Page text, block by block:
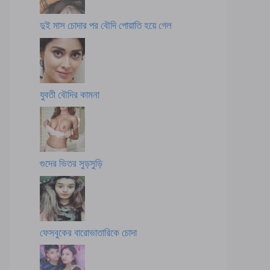
দুই মাস চোদার পর বৌদি পোয়াতি হয়ে গেল
যুবতী বৌদির কামনা
গুদের ভিতর সুড়সুড়ি
ফেসবুকের বারোভাতারিকে চোদা